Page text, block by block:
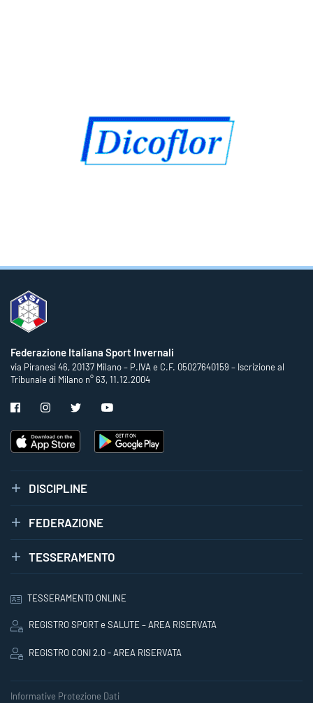
Federazione Italiana Sport Invernali
via Piranesi 46, 20137 Milano – P.IVA e C.F. 05027640159 – Iscrizione al
Tribunale di Milano n° 63, 11.12.2004
DISCIPLINE
FEDERAZIONE
TESSERAMENTO
TESSERAMENTO ONLINE
REGISTRO SPORT e SALUTE – AREA RISERVATA
REGISTRO CONI 2.0 - AREA RISERVATA
Informative Protezione Dati